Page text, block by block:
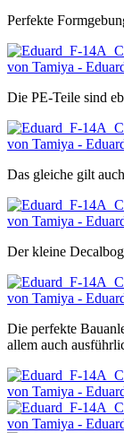
Perfekte
Die PE-Teile sind
Das gleiche gilt
Der kleine
Die perfekte
allem auch